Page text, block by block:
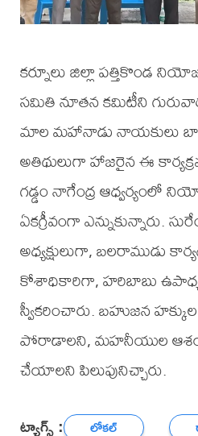
కర్నూలు జిల్లా పత్తికొండ
సమితి నూతన కమిటీని
మాల మహానాడు నాయకులు
అతిథులుగా హాజరైన ఈ
గడ్డం నాగేంద్ర ఆధ్వర్యంలో
ఏకగ్రీవంగా ఎన్నుకున్నారు.
అధ్యక్షులుగా, బలరాముడు
కోశాధికారిగా, హరిబాబు
స్వీకరించారు. బహుజన
పోరాడాలని, మహనీయుల
చేయాలని పిలుపునిచ్చారు.
ట్యాగ్స్ : లోకల్